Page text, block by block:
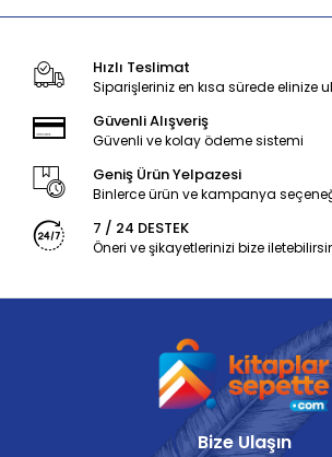
Hızlı Teslimat
Siparişleriniz en kısa sürede elinize
Güvenli Alışveriş
Güvenli ve kolay ödeme sistemi
Geniş Ürün Yelpazesi
Binlerce ürün ve kampanya
7 / 24 DESTEK
Öneri ve şikayetlerinizi bize
Bize Ulaşın